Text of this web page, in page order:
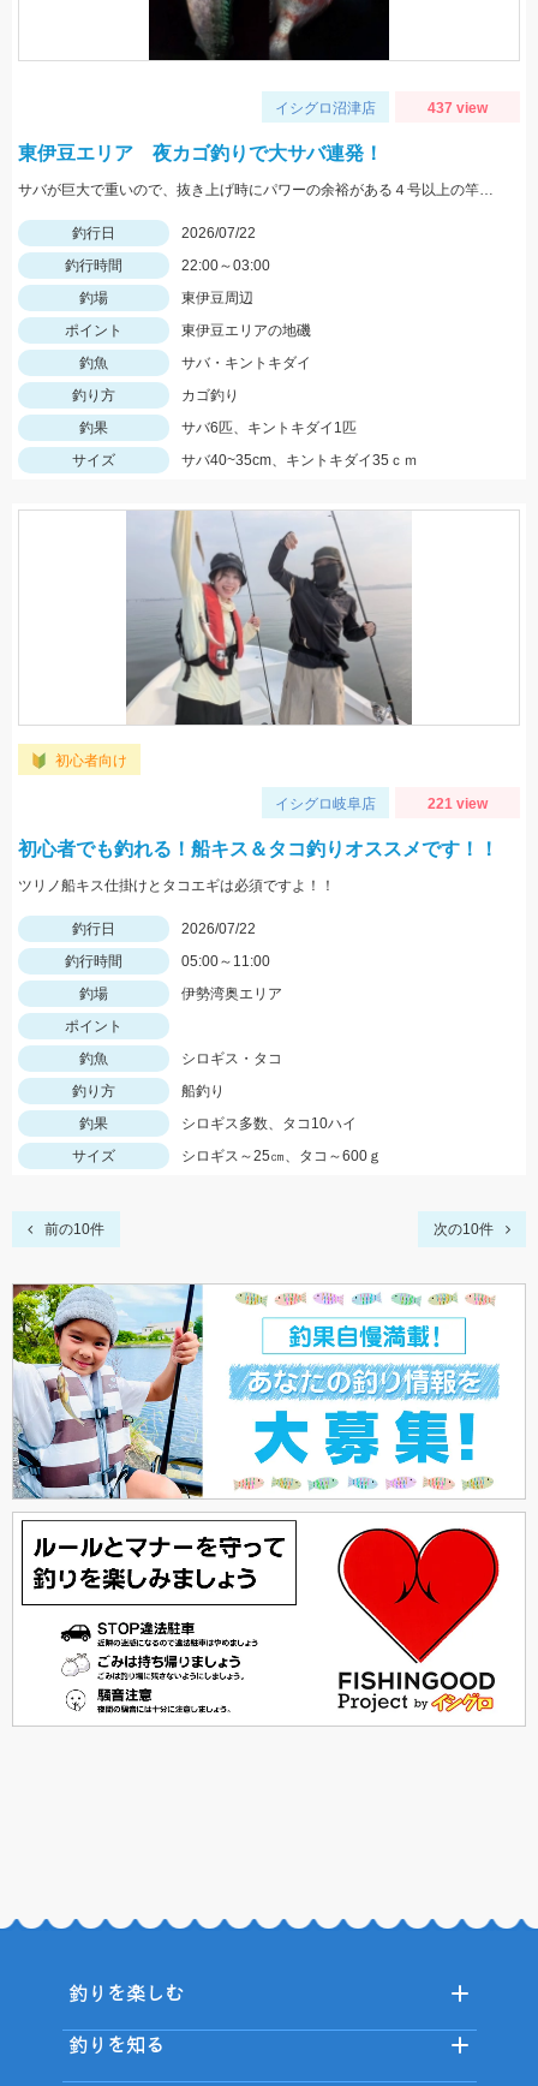
イシグロ沼津店 437 view
東伊豆エリア 夜カゴ釣りで大サバ連発！
サバが巨大で重いので、抜き上げ時にパワーの余裕がある４号以上の竿がおすすめです。遠投有利なので飛距離の出るタックルで。
釣行日
2026/07/22
釣行時間
22:00～03:00
釣場
東伊豆周辺
ポイント
東伊豆エリアの地磯
釣魚
サバ・キントキダイ
釣り方
カゴ釣り
釣果
サバ6匹、キントキダイ1匹
サイズ
サバ40~35cm、キントキダイ35ｃｍ
初心者向け
イシグロ岐阜店 221 view
初心者でも釣れる！船キス＆タコ釣りオススメです！！
ツリノ船キス仕掛けとタコエギは必須ですよ！！
釣行日
2026/07/22
釣行時間
05:00～11:00
釣場
伊勢湾奥エリア
ポイント
釣魚
シロギス・タコ
釣り方
船釣り
釣果
シロギス多数、タコ10ハイ
サイズ
シロギス～25㎝、タコ～600ｇ
前の10件 次の10件
釣りを楽しむ
釣りを知る